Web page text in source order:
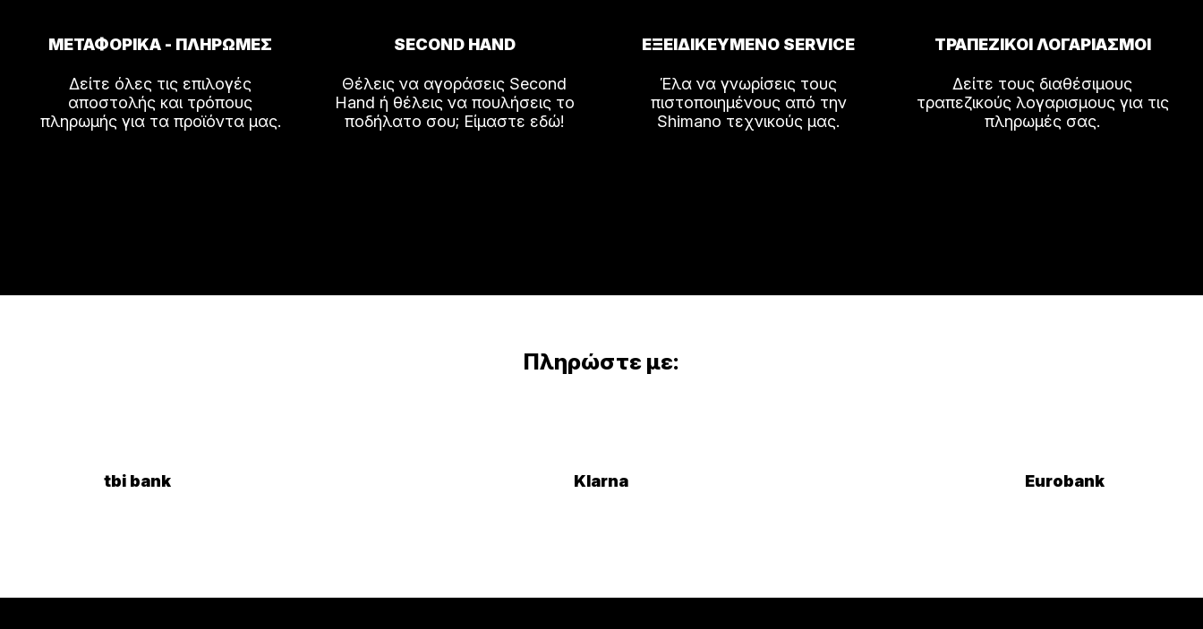
ΜΕΤΑΦΟΡΙΚΑ - ΠΛΗΡΩΜΕΣ
Δείτε όλες τις επιλογές
αποστολής και τρόπους
πληρωμής για τα προϊόντα μας.
SECOND HAND
Θέλεις να αγοράσεις Second
Hand ή θέλεις να πουλήσεις το
ποδήλατο σου; Είμαστε εδώ!
ΕΞΕΙΔΙΚΕΥΜΕΝΟ SERVICE
Έλα να γνωρίσεις τους
πιστοποιημένους από την
Shimano τεχνικούς μας.
ΤΡΑΠΕΖΙΚΟΙ ΛΟΓΑΡΙΑΣΜΟΙ
Δείτε τους διαθέσιμους
τραπεζικούς λογαρισμους για τις
πληρωμές σας.
Πληρώστε με:
tbi bank Klarna Eurobank